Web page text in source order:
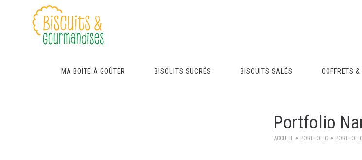
MA BOITE À GOÛTER BISCUITS SUCRÉS BISCUITS SALÉS COFFRETS &
Portfolio
ACCUEIL PORTFOLIO